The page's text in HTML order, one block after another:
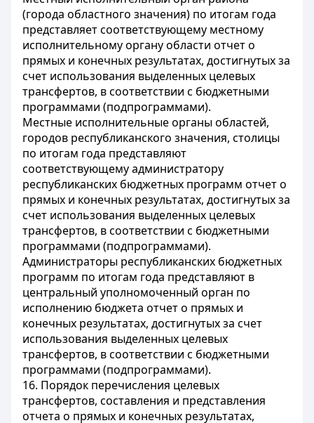
(города областного значения) по итогам года
представляет соответствующему местному
исполнительному органу области отчет о
прямых и конечных результатах, достигнутых за
счет использования выделенных целевых
трансфертов, в соответствии с бюджетными
программами (подпрограммами).
Местные исполнительные органы областей,
городов республиканского значения, столицы
по итогам года представляют
соответствующему администратору
республиканских бюджетных программ отчет о
прямых и конечных результатах, достигнутых за
счет использования выделенных целевых
трансфертов, в соответствии с бюджетными
программами (подпрограммами).
Администраторы республиканских бюджетных
программ по итогам года представляют в
центральный уполномоченный орган по
исполнению бюджета отчет о прямых и
конечных результатах, достигнутых за счет
использования выделенных целевых
трансфертов, в соответствии с бюджетными
программами (подпрограммами).
16. Порядок перечисления целевых
трансфертов, составления и представления
отчета о прямых и конечных результатах,